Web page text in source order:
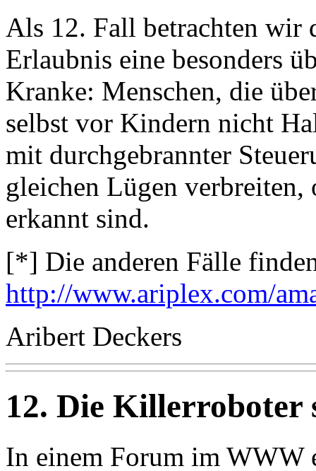
Als 12. Fall betrachten wir
Erlaubnis eine besonders
Kranke: Menschen, die
selbst vor Kindern nicht
mit durchgebrannter
gleichen Lügen
erkannt sind.
[*] Die anderen Fälle
http://www.ariplex.com/
Aribert Deckers
12. Die Killerroboter
In einem Forum im WWW